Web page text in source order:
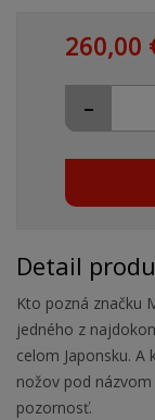
260,00
-
Detail
Kto pozná značku
jedného z
celom Japonsku. A
nožov pod
pozornosť.